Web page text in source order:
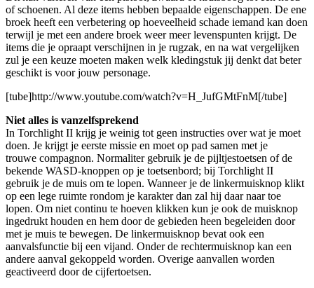
of schoenen. Al deze items hebben bepaalde eigenschappen. De ene
broek heeft een verbetering op hoeveelheid schade iemand kan doen
terwijl je met een andere broek weer meer levenspunten krijgt. De
items die je opraapt verschijnen in je rugzak, en na wat vergelijken
zul je een keuze moeten maken welk kledingstuk jij denkt dat beter
geschikt is voor jouw personage.
[tube]http://www.youtube.com/watch?v=H_JufGMtFnM[/tube]
Niet alles is vanzelfsprekend
In Torchlight II krijg je weinig tot geen instructies over wat je moet
doen. Je krijgt je eerste missie en moet op pad samen met je
trouwe compagnon. Normaliter gebruik je de pijltjestoetsen of de
bekende WASD-knoppen op je toetsenbord; bij Torchlight II
gebruik je de muis om te lopen. Wanneer je de linkermuisknop klikt
op een lege ruimte rondom je karakter dan zal hij daar naar toe
lopen. Om niet continu te hoeven klikken kun je ook de muisknop
ingedrukt houden en hem door de gebieden heen begeleiden door
met je muis te bewegen. De linkermuisknop bevat ook een
aanvalsfunctie bij een vijand. Onder de rechtermuisknop kan een
andere aanval gekoppeld worden. Overige aanvallen worden
geactiveerd door de cijfertoetsen.